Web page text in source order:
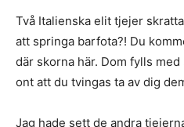
Två Italienska elit tjejer
att springa barfota?! Du
där skorna här. Dom fylls
ont att du tvingas ta av dig
Jag hade sett de andra